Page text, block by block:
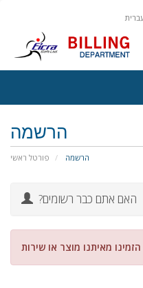
הרשמה
פורטל ראשי הרשמה
?האם אתם כבר רשומים
הזמינו מאיתנו מוצר או שירות